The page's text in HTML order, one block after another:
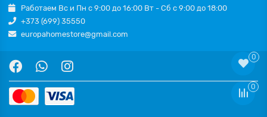
Работаем Вс и Пн с 9:00 до 16:00 Вт - Сб с 9:00 до 18:00
+373 (699) 35550
europahomestore@gmail.com
0
0